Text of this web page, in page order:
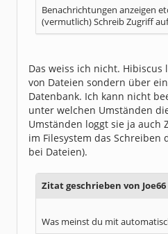
Benachrichtungen anzeigen
(vermutlich) Schreib Zugriff
Das weiss ich nicht.
von Dateien sondern über
Datenbank. Ich kann nicht
unter welchen Umständen
Umständen loggt sie ja auch
im Filesystem das Schreiben
bei Dateien).
Zitat geschrieben von Joe66
Was meinst du mit